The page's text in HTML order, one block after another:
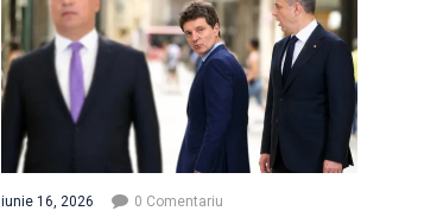
iunie 16, 2026 0 Comentariu